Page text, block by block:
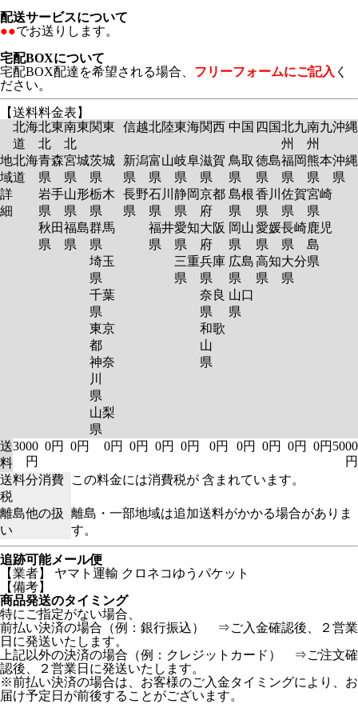
配送サービスについて
●●でお送りします。
宅配BOXについて
宅配BOX配達を希望される場合、 フリーフォームにご記入 く
ださい。
【送料料金表】
北海
道
北東
北
南東
北
関東 信越北陸東海関西 中国 四国北九
州
南九
州
沖縄
地
域
詳
細
北海
道
青森
県
岩手
県
秋田
県
宮城
県
山形
県
福島
県
茨城
県
栃木
県
群馬
県
埼玉
県
千葉
県
東京
都
神奈
川
県
山梨
県
新潟
県
長野
県
富山
県
石川
県
福井
県
岐阜
県
静岡
県
愛知
県
三重
県
滋賀
県
京都
府
大阪
府
兵庫
県
奈良
県
和歌
山
県
鳥取
県
島根
県
岡山
県
広島
県
山口
県
徳島
県
香川
県
愛媛
県
高知
県
福岡
県
佐賀
県
長崎
県
大分
県
熊本
県
宮崎
県
鹿児
島
県
沖縄
県
送
料
3000
円
0円 0円 0円 0円 0円 0円 0円 0円 0円 0円 0円 5000
円
送料分消費
税
この料金には消費税が 含まれています。
離島他の扱
い
離島・一部地域は追加送料がかかる場合がありま
す。
追跡可能メール便
【業者】 ヤマト運輸 クロネコゆうパケット
【備考】
商品発送のタイミング
特にご指定がない場合、
前払い決済の場合（例：銀行振込） ⇒ご入金確認後、２営業
日に発送いたします。
上記以外の決済の場合（例：クレジットカード） ⇒ご注文確
認後、２営業日に発送いたします。
※前払い決済の場合は、お客様のご入金タイミングにより、お
届け予定日が前後することがございます。